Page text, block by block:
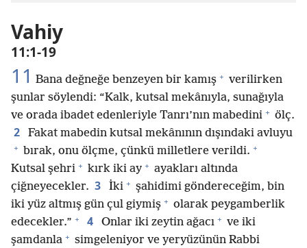
Vahiy
11:1-19
11 Bana değneğe benzeyen bir kamış + verilirken
şunlar söylendi: “Kalk, kutsal mekânıyla, sunağıyla
ve orada ibadet edenleriyle Tanrı’nın mabedini + ölç.
2 Fakat mabedin kutsal mekânının dışındaki avluyu
+ bırak, onu ölçme, çünkü milletlere verildi. +
Kutsal şehri + kırk iki ay + ayakları altında
çiğneyecekler. 3 İki + şahidimi göndereceğim, bin
iki yüz altmış gün çul giymiş + olarak peygamberlik
edecekler.” + 4 Onlar iki zeytin ağacı + ve iki
şamdanla + simgeleniyor ve yeryüzünün Rabbi